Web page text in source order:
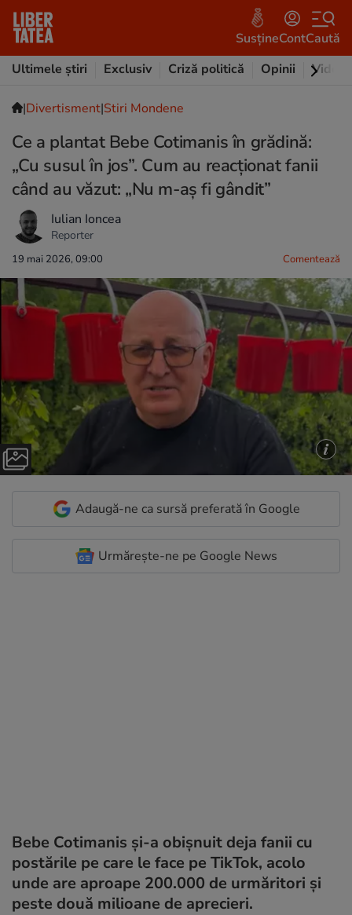
SusțineContCaută
Ultimele știri
Exclusiv Criză politică Opinii Video
|Divertisment|Stiri Mondene
Ce a plantat Bebe Cotimanis în grădină:
„Cu susul în jos”. Cum au reacționat fanii
când au văzut: „Nu m-aș fi gândit”
Iulian Ioncea
Reporter
19 mai 2026, 09:00 Comentează
Adaugă-ne ca sursă preferată în Google
Urmărește-ne pe Google News
Bebe Cotimanis și-a obișnuit deja fanii cu
postările pe care le face pe TikTok, acolo
unde are aproape 200.000 de urmăritori și
peste două milioane de aprecieri.